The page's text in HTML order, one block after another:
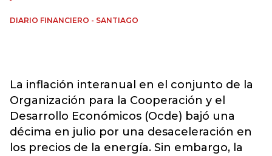
DIARIO FINANCIERO - SANTIAGO
La inflación interanual en el conjunto de la
Organización para la Cooperación y el
Desarrollo Económicos (Ocde) bajó una
décima en julio por una desaceleración en
los precios de la energía. Sin embargo, la